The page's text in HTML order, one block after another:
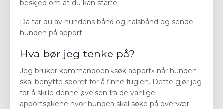
beskjed om at du kan starte.
Da tar du av hundens bånd og halsbånd og sende
hunden på apport.
Hva bør jeg tenke på?
Jeg bruker kommandoen «søk apport» når hunden
skal benytte sporet for å finne fuglen. Dette gjør jeg
for å skille denne øvelsen fra de vanlige
apportsøkene hvor hunden skal søke på overvær.